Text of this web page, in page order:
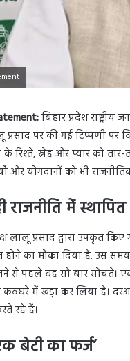
बिहार प्रदेश
प्रसाद पर की गई टिप्पणी
के रिश्ते, स्नेह और प्यार को
और योगदानों को भी
में स्थापित
लालू प्रसाद द्वारा उपकृत
होने का मौका दिया है. उस
से पहले वह सौ बार सोचते।
में खड़ा कर लिया है।
रहे हैं।
बेटी का फर्ज’